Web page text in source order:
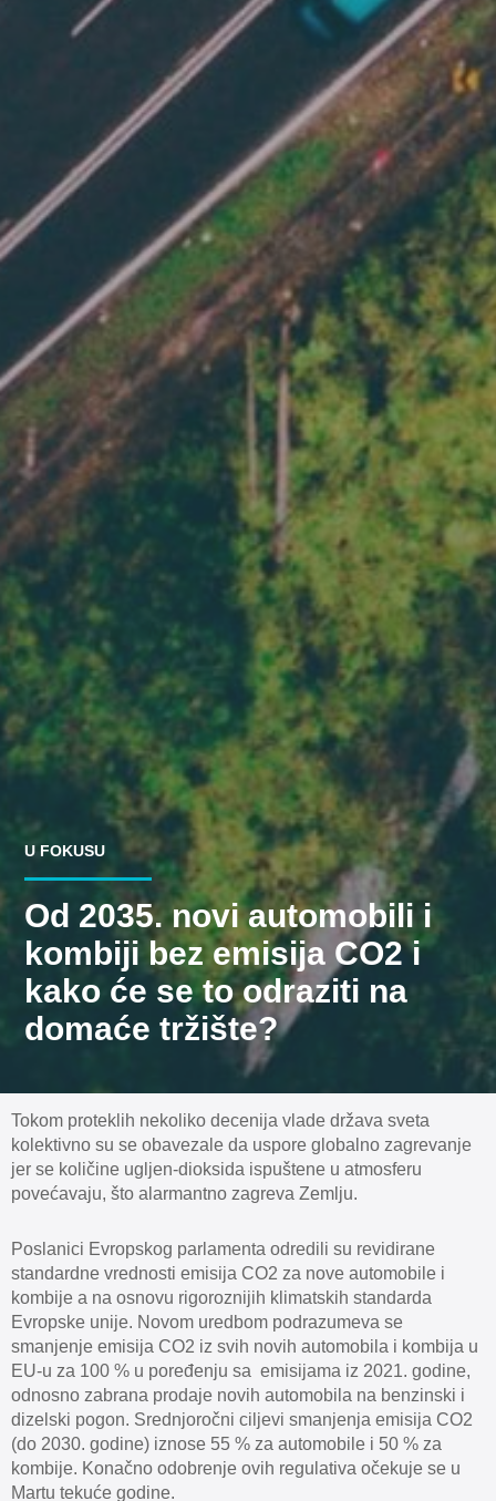
U FOKUSU
Od 2035. novi automobili i
kombiji bez emisija CO2 i
kako će se to odraziti na
domaće tržište?
Tokom proteklih nekoliko decenija vlade država sveta
kolektivno su se obavezale da uspore globalno zagrevanje
jer se količine ugljen-dioksida ispuštene u atmosferu
povećavaju, što alarmantno zagreva Zemlju.
Poslanici Evropskog parlamenta odredili su revidirane
standardne vrednosti emisija CO2 za nove automobile i
kombije a na osnovu rigoroznijih klimatskih standarda
Evropske unije. Novom uredbom podrazumeva se
smanjenje emisija CO2 iz svih novih automobila i kombija u
EU-u za 100 % u poređenju sa emisijama iz 2021. godine,
odnosno zabrana prodaje novih automobila na benzinski i
dizelski pogon. Srednjoročni ciljevi smanjenja emisija CO2
(do 2030. godine) iznose 55 % za automobile i 50 % za
kombije. Konačno odobrenje ovih regulativa očekuje se u
Martu tekuće godine.